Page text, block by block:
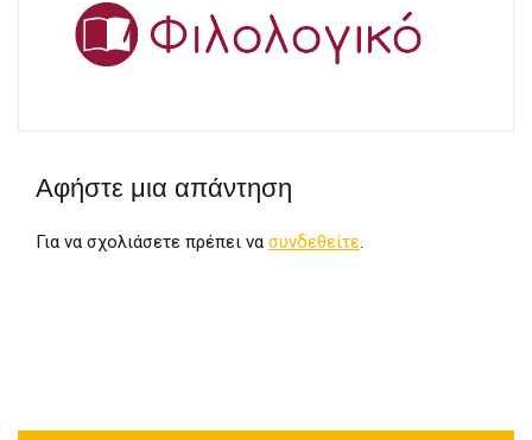
Αφήστε μια απάντηση
Για να σχολιάσετε πρέπει να συνδεθείτε.